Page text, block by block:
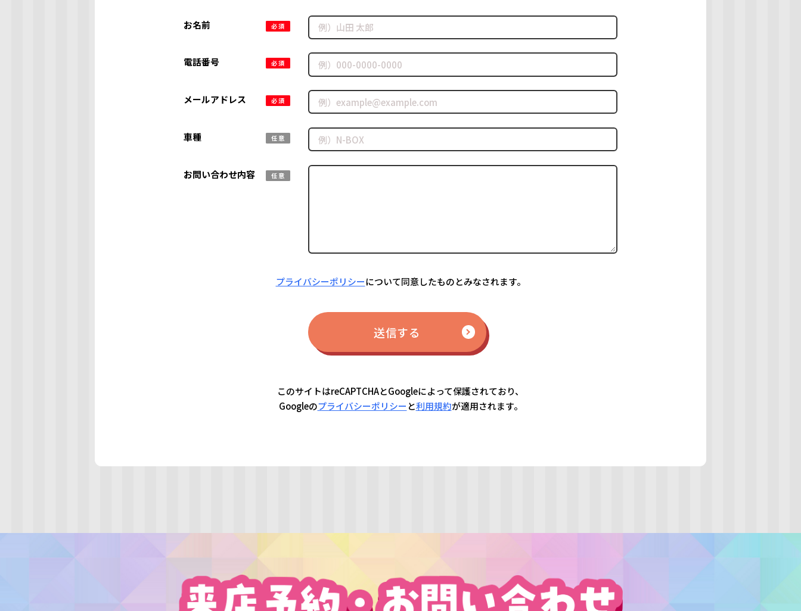
お名前 必須
電話番号 必須
メールアドレス 必須
車種 任意
お問い合わせ内容 任意
プライバシーポリシーについて同意したものとみなされます。
送信する
このサイトはreCAPTCHAとGoogleによって保護されており、
Googleのプライバシーポリシー と利用規約が適用されます。